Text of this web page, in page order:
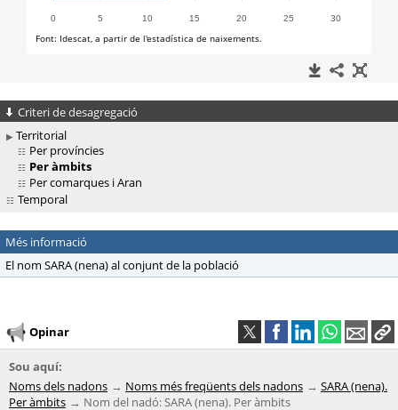
Criteri de desagregació
Territorial
Per províncies
Per àmbits
Per comarques i Aran
Temporal
Més informació
El nom SARA (nena) al conjunt de la població
Opinar
Sou aquí:
Noms dels nadons
Noms més freqüents dels nadons
SARA (nena).
Per àmbits
Nom del nadó: SARA (nena). Per àmbits